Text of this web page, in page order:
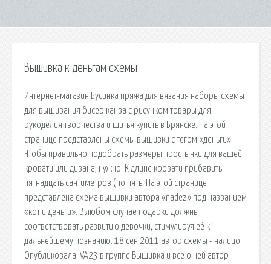
Вышивка к деньгам схемы
Интернет-магазин Бусинка пряжа для вязания наборы схемы
для вышивания бисер канва с рисунком товары для
рукоделия творчества и шитья купить в Брянске. На этой
странице представлены схемы вышивки с тегом «деньги».
Чтобы правильно подобрать размеры простынки для вашей
кровати или дивана, нужно: К длине кровати прибавить
пятнадцать сантиметров (по пять. На этой странице
представлена схема вышивки автора «nadez» под названием
«кот и деньги». В любом случае подарки должны
соответствовать развитию девочки, стимулируя её к
дальнейшему познанию. 18 сен 2011 автор схемы - налицо.
Опубликовала IVA23 в группе Вышивка и все о ней автор